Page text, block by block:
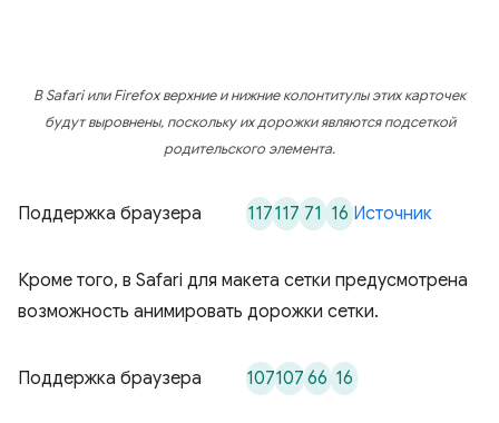
В Safari или Firefox верхние и нижние колонтитулы этих карточек
будут выровнены, поскольку их дорожки являются подсеткой
родительского элемента.
Поддержка браузера 117117 71 16 Источник
Кроме того, в Safari для макета сетки предусмотрена
возможность анимировать дорожки сетки.
Поддержка браузера 10710766 16